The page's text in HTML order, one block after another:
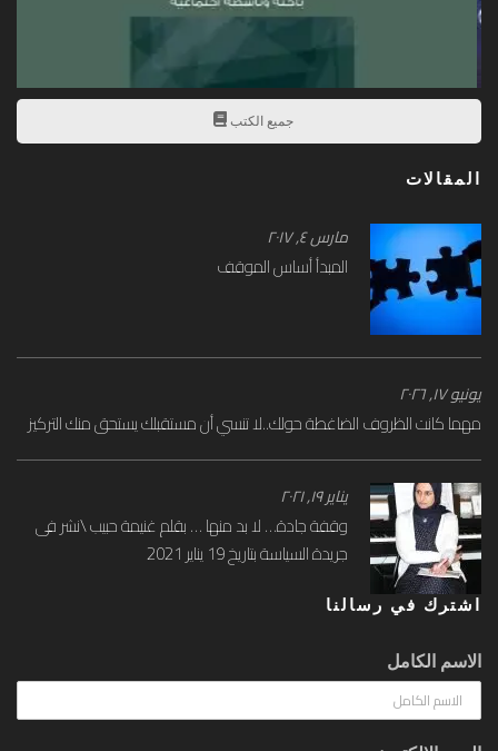
جميع الكتب
المقالات
مارس ٤, ۲۰۱۷
المبدأ أساس الموقف
يونيو ۱۷, ۲۰۲٦
مهما كانت الظروف الضاغطة حولك..لا تنسي أن مستقبلك يستحق منك التركيز
يناير ۱۹, ۲۰۲۱
وقفة جادة… لا بد منها … بقلم غنيمة حبيب \نشر فى
جريدة السياسة بتاريخ 19 يناير 2021
اشترك في رسالنا
الاسم الكامل